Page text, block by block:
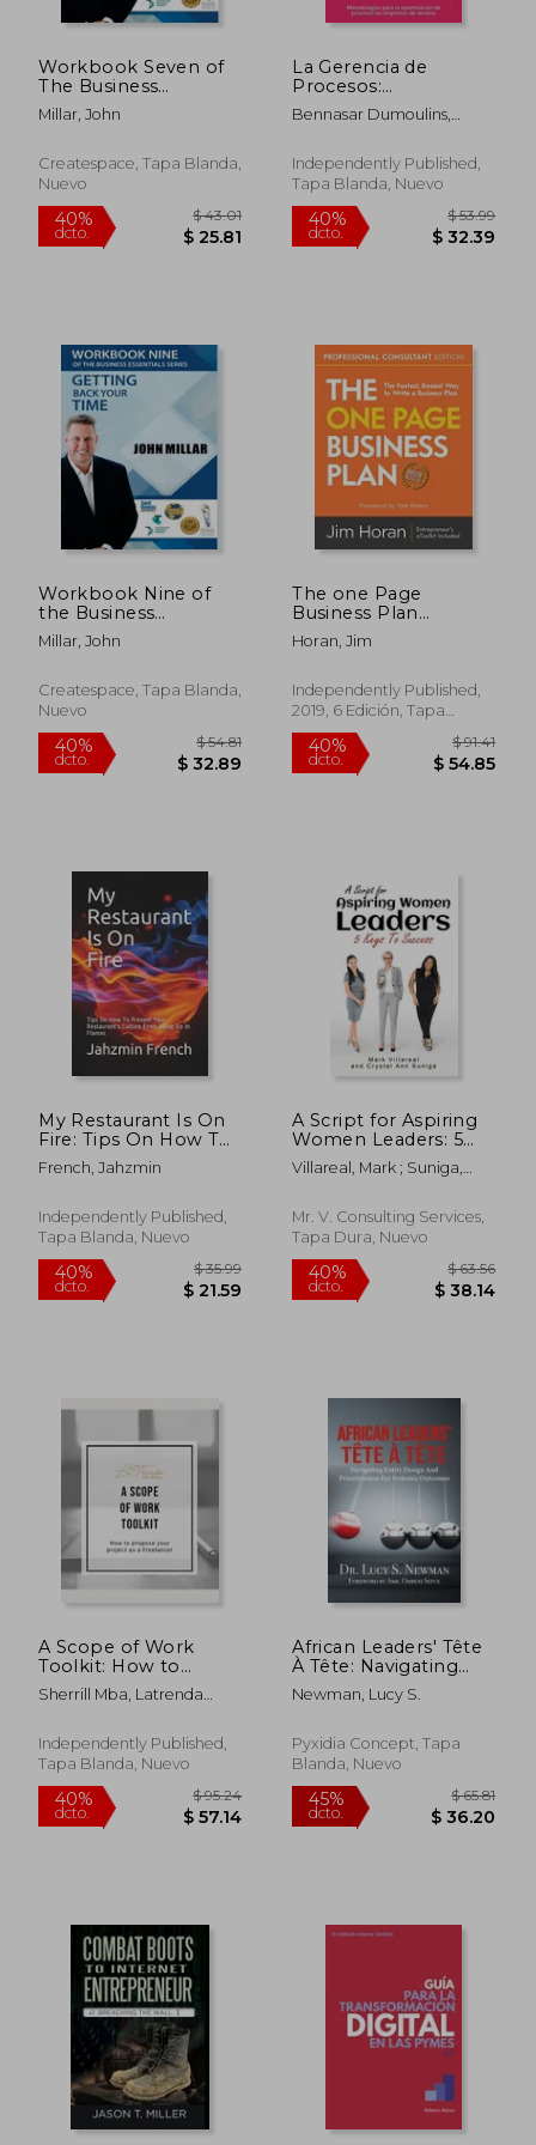
40%
dcto.
$ 53.99 40%
dcto.
Workbook Seven of
The Business
Essentials Series:
Systemising Your
Consistent Excelence
(en Inglés)
Millar, John
Createspace, Tapa Blanda,
Nuevo
40%
dcto. $ 25.81
La Gerencia de
Procesos:
Metodologías para la
optimización de
empresas de servicio
Bennasar Dumoulins,
Independently Published,
Tapa Blanda, Nuevo
40%
dcto.
Workbook Nine of
the Business
Essentials Series:
Getting Back Your
Millar, John
Createspace, Tapa Blanda,
Nuevo
dcto. $ 32.89
The one Page
Business Plan
Professional
Consultant Edition
Horan, Jim
Independently Published,
2019, 6 Edición, Tapa
Blanda, Nuevo
40%
dcto.
My Restaurant Is On
Fire: Tips On How To
Prevent Your
Restaurant's Culture
Flames (en Inglés)
French, Jahzmin
Independently Published,
Tapa Blanda, Nuevo
40%
A Script for Aspiring
Women Leaders: 5
Keys to Success (en
Inglés)
Villareal, Mark ; Suniga,
Mr. V. Consulting Services,
Tapa Dura, Nuevo
40%
A Scope of Work
Toolkit: How to
Propose Your Project
as a Freelancer (en
Sherrill Mba, Latrenda
Independently Published,
Tapa Blanda, Nuevo
African Leaders' Tête
À Tête: Navigating
Entity Design and
Prioritization for
(en Inglés)
Newman, Lucy S.
Pyxidia Concept, Tapa
Blanda, Nuevo